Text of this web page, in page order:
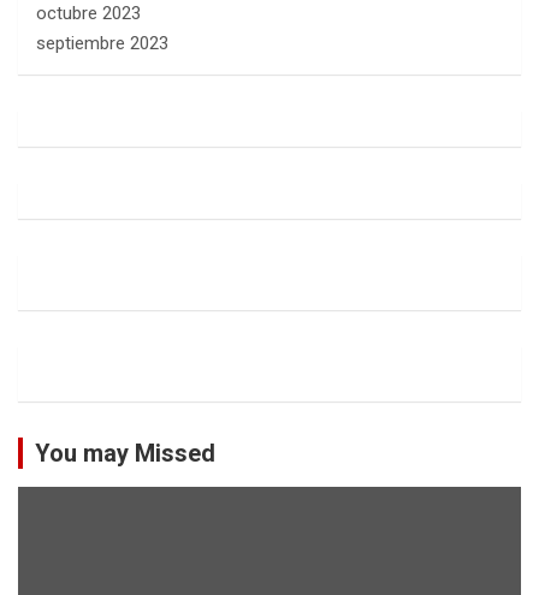
octubre 2023
septiembre 2023
You may Missed